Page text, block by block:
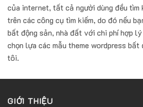
của internet, tất cả người dùng đều tìm
trên các công cụ tìm kiếm, do đó nếu
bất động sản, nhà đất với chi phí hợp
chọn lựa các mẫu theme wordpress bất
tôi.
GIỚI THIỆU